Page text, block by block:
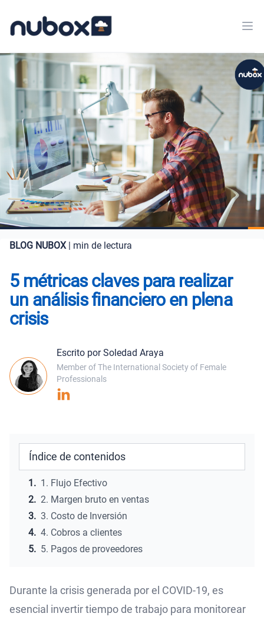
BLOG NUBOX| min de lectura
5 métricas claves para realizar
un análisis financiero en plena
crisis
Escrito por Soledad Araya
Member of The International Society of Female
Professionals
Author's LinkedIn
Índice de contenidos
1. 1. Flujo Efectivo
2. 2. Margen bruto en ventas
3. 3. Costo de Inversión
4. 4. Cobros a clientes
5. 5. Pagos de proveedores
Durante la crisis generada por el COVID-19, es
esencial invertir tiempo de trabajo para monitorear